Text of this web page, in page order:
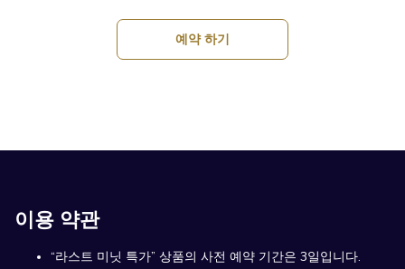
예약 하기
닫
이용 약관
“라스트 미닛 특가” 상품의 사전 예약 기간은 3일입니다.